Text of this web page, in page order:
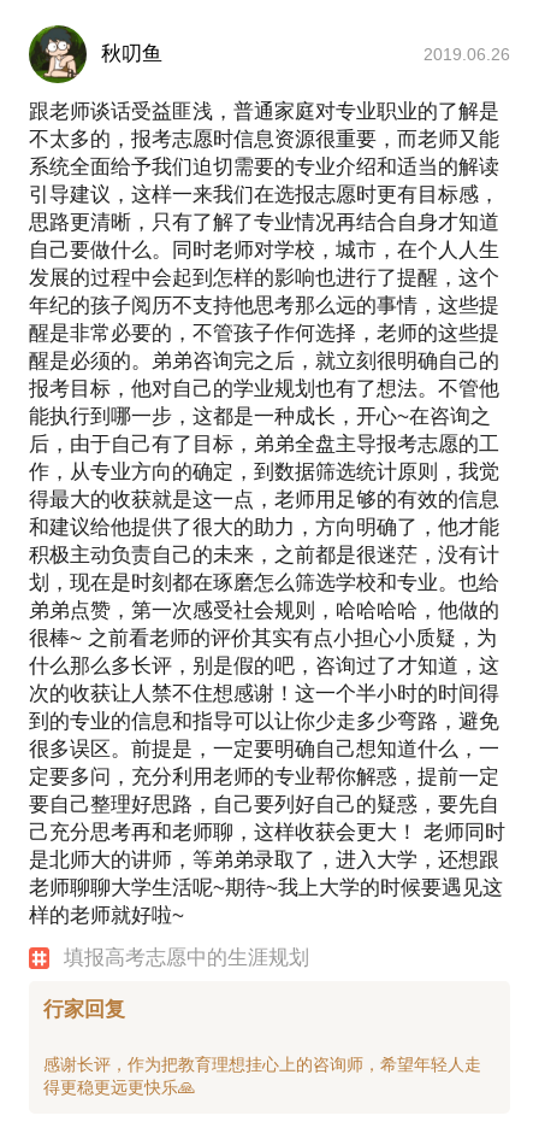
秋叨鱼 2019.06.26
跟老师谈话受益匪浅，普通家庭对专业职业的了解是
不太多的，报考志愿时信息资源很重要，而老师又能
系统全面给予我们迫切需要的专业介绍和适当的解读
引导建议，这样一来我们在选报志愿时更有目标感，
思路更清晰，只有了解了专业情况再结合自身才知道
自己要做什么。同时老师对学校，城市，在个人人生
发展的过程中会起到怎样的影响也进行了提醒，这个
年纪的孩子阅历不支持他思考那么远的事情，这些提
醒是非常必要的，不管孩子作何选择，老师的这些提
醒是必须的。弟弟咨询完之后，就立刻很明确自己的
报考目标，他对自己的学业规划也有了想法。不管他
能执行到哪一步，这都是一种成长，开心~在咨询之
后，由于自己有了目标，弟弟全盘主导报考志愿的工
作，从专业方向的确定，到数据筛选统计原则，我觉
得最大的收获就是这一点，老师用足够的有效的信息
和建议给他提供了很大的助力，方向明确了，他才能
积极主动负责自己的未来，之前都是很迷茫，没有计
划，现在是时刻都在琢磨怎么筛选学校和专业。也给
弟弟点赞，第一次感受社会规则，哈哈哈哈，他做的
很棒~ 之前看老师的评价其实有点小担心小质疑，为
什么那么多长评，别是假的吧，咨询过了才知道，这
次的收获让人禁不住想感谢！这一个半小时的时间得
到的专业的信息和指导可以让你少走多少弯路，避免
很多误区。前提是，一定要明确自己想知道什么，一
定要多问，充分利用老师的专业帮你解惑，提前一定
要自己整理好思路，自己要列好自己的疑惑，要先自
己充分思考再和老师聊，这样收获会更大！ 老师同时
是北师大的讲师，等弟弟录取了，进入大学，还想跟
老师聊聊大学生活呢~期待~我上大学的时候要遇见这
样的老师就好啦~
填报高考志愿中的生涯规划
行家回复
感谢长评，作为把教育理想挂心上的咨询师，希望年轻人走